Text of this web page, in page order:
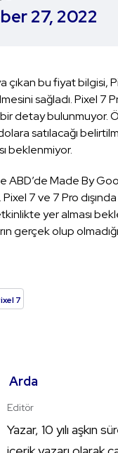
27, 2022
çıkan bu fiyat bilgisi,
sağladı. Pixel 7
detay bulunmuyor.
satılacağı
beklenmiyor.
ABD’de Made By
7 ve 7 Pro
yer alması
gerçek olup
7
Arda
Editör
Yazar, 10 yılı aşkın